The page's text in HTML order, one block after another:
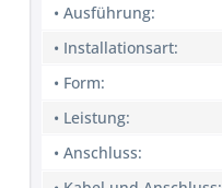
• Ausführung:
• Installationsart:
• Form:
• Leistung:
• Anschluss: